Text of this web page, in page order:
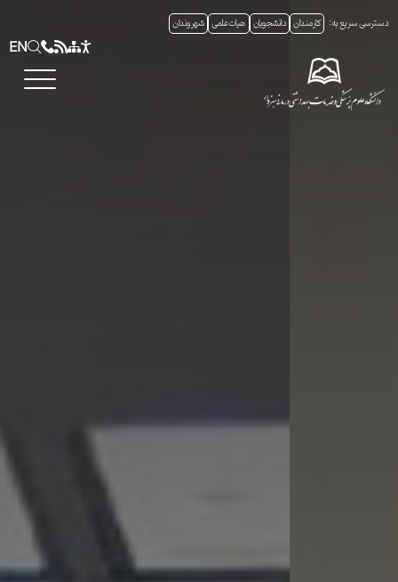
دسترسی سریع به: کارمندان دانشجویان هیات علمی شهروندان
EN